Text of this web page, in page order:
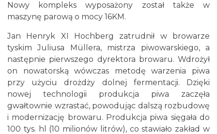
Nowy kompleks wyposażony został także w
maszynę parową o mocy 16KM.
Jan Henryk XI Hochberg zatrudnił w browarze
tyskim Juliusa Müllera, mistrza piwowarskiego, a
następnie pierwszego dyrektora browaru. Wdrożył
on nowatorską wówczas metodę warzenia piwa
przy użyciu drożdży dolnej fermentacji. Dzięki
nowej technologii produkcja piwa zaczęła
gwałtownie wzrastać, powodując dalszą rozbudowę
i modernizację browaru. Produkcja piwa sięgała do
100 tys. hl (10 milionów litrów), co stawiało zakład w